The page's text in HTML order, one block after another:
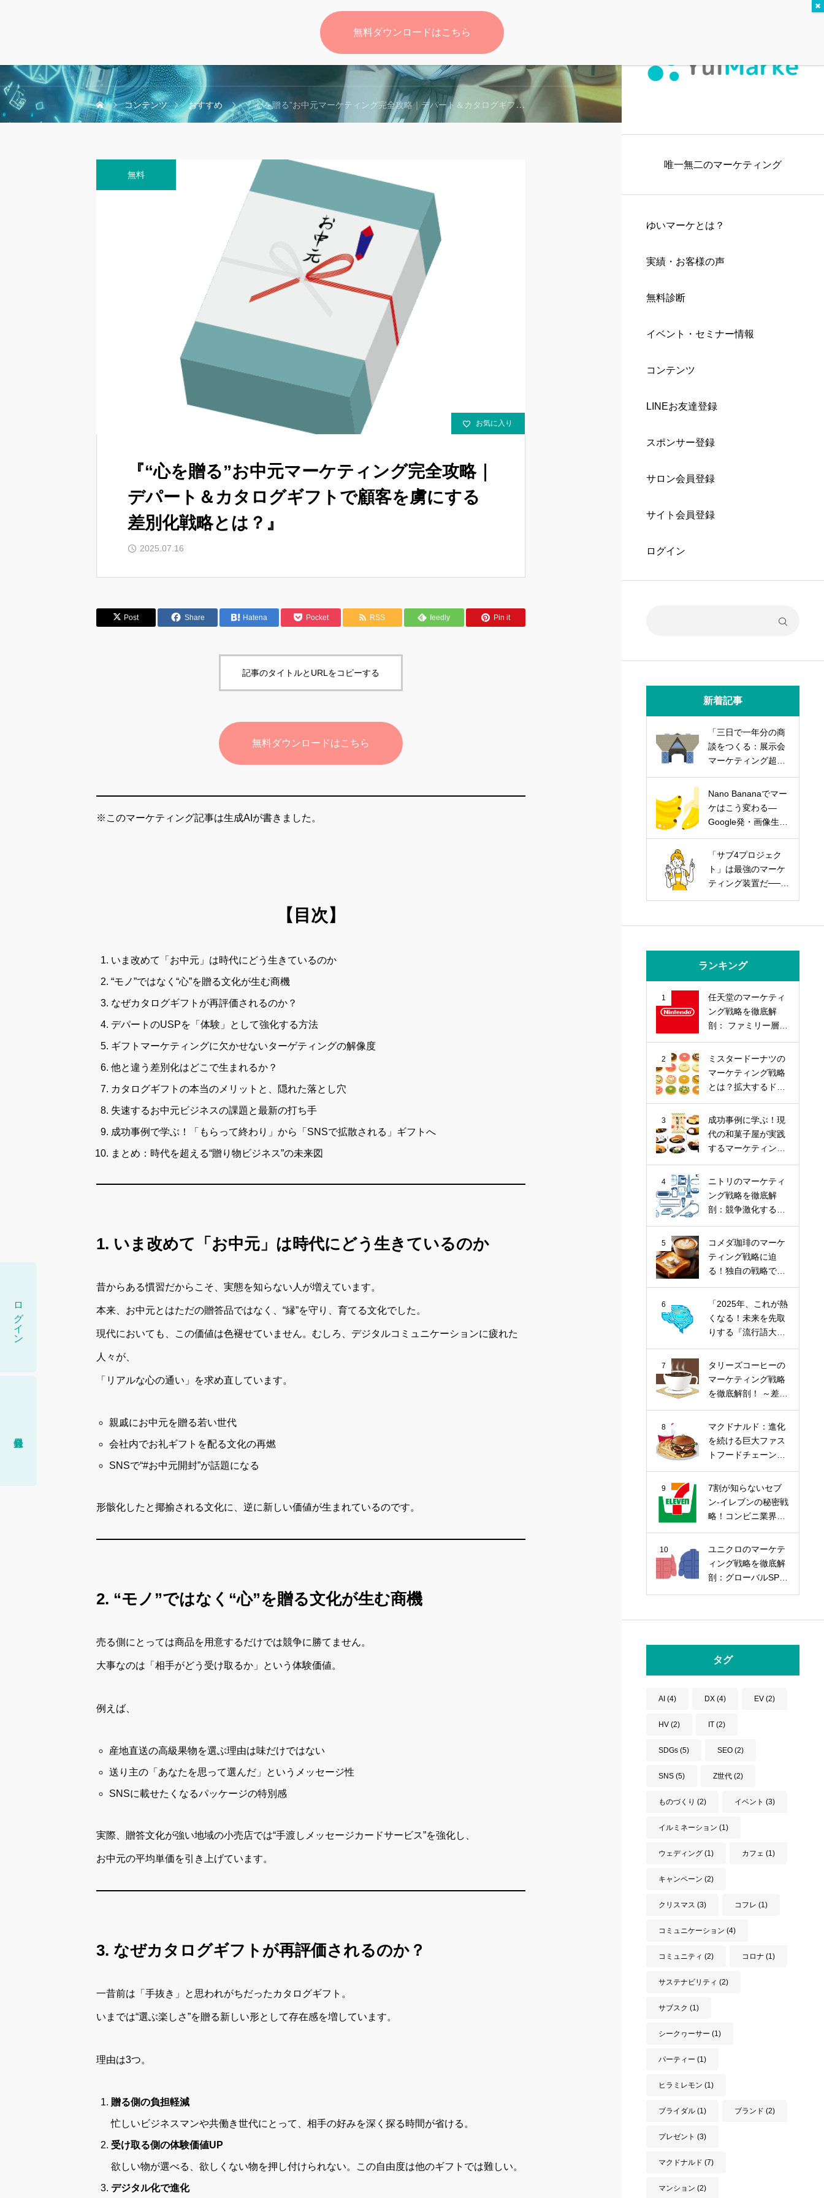
唯一無二のマーケティング
ゆいマーケとは？
実績・お客様の声
無料診断
イベント・セミナー情報
コンテンツ
LINEお友達登録
スポンサー登録
サロン会員登録
サイト会員登録
ログイン
新着記事
「三日で一年分の商
談をつくる：展示会
マーケティング超実
Nano Bananaでマー
ケはこう変わる―
Google発・画像生成
戦略
「サブ4プロジェク
ト」は最強のマーケ
ティング装置だ──走
ランキング
1
任天堂のマーケティ
ング戦略を徹底解
剖： ファミリー層の
戦略とは？
2
ミスタードーナツの
マーケティング戦略
とは？拡大するドー
む！
3
成功事例に学ぶ！現
代の和菓子屋が実践
するマーケティング
4
ニトリのマーケティ
ング戦略を徹底解
剖：競争激化する家
「お、ねだん以
上。」の価値提供
5
コメダ珈琲のマーケ
ティング戦略に迫
る！独自の戦略で喫
6
「2025年、これが熱
くなる！未来を先取
りする『流行語大賞
心トレンド」
7
タリーズコーヒーの
マーケティング戦略
を徹底解剖！ ～差別
題まで～
8
マクドナルド：進化
を続ける巨大ファス
トフードチェーンの
9
7割が知らないセブ
ン-イレブンの秘密戦
略！コンビニ業界の
10
ユニクロのマーケテ
ィング戦略を徹底解
剖：グローバルSPA
タグ
AI (4) DX (4) EV (2)
HV (2) IT (2)
SDGs (5) SEO (2)
SNS (5) Z世代 (2)
ものづくり (2) イベント (3)
イルミネーション (1)
ウェディング (1) カフェ (1)
キャンペーン (2)
クリスマス (3) コフレ (1)
コミュニケーション (4)
コミュニティ (2) コロナ (1)
サステナビリティ (2)
サブスク (1)
シークヮーサー (1)
パーティー (1)
ヒラミレモン (1)
ブライダル (1) ブランド (2)
プレゼント (3)
マクドナルド (7)
マンション (2)
無料
コンテンツ おすすめ 『“心を贈る”お中元マーケティング完全攻略｜デパート＆カタログギフトで顧客を虜にする差別化戦略とは？』
無料
お気に入り
『“心を贈る”お中元マーケティング完全攻略｜
デパート＆カタログギフトで顧客を虜にする
差別化戦略とは？』
2025.07.16
Post Share Hatena Pocket RSS feedly Pin it
記事のタイトルとURLをコピーする
無料ダウンロードはこちら
※このマーケティング記事は生成AIが書きました。
【目次】
いま改めて「お中元」は時代にどう生きているのか
“モノ”ではなく“心”を贈る文化が生む商機
なぜカタログギフトが再評価されるのか？
デパートのUSPを「体験」として強化する方法
ギフトマーケティングに欠かせないターゲティングの解像度
他と違う差別化はどこで生まれるか？
カタログギフトの本当のメリットと、隠れた落とし穴
失速するお中元ビジネスの課題と最新の打ち手
成功事例で学ぶ！「もらって終わり」から「SNSで拡散される」ギフトへ
まとめ：時代を超える“贈り物ビジネス”の未来図
1. いま改めて「お中元」は時代にどう生きているのか
昔からある慣習だからこそ、実態を知らない人が増えています。
本来、お中元とはただの贈答品ではなく、“縁”を守り、育てる文化でした。
現代においても、この価値は色褪せていません。むしろ、デジタルコミュニケーションに疲れた
人々が、
「リアルな心の通い」を求め直しています。
親戚にお中元を贈る若い世代
会社内でお礼ギフトを配る文化の再燃
SNSで“#お中元開封”が話題になる
形骸化したと揶揄される文化に、逆に新しい価値が生まれているのです。
2. “モノ”ではなく“心”を贈る文化が生む商機
売る側にとっては商品を用意するだけでは競争に勝てません。
大事なのは「相手がどう受け取るか」という体験価値。
例えば、
産地直送の高級果物を選ぶ理由は味だけではない
送り主の「あなたを思って選んだ」というメッセージ性
SNSに載せたくなるパッケージの特別感
実際、贈答文化が強い地域の小売店では“手渡しメッセージカードサービス”を強化し、
お中元の平均単価を引き上げています。
3. なぜカタログギフトが再評価されるのか？
一昔前は「手抜き」と思われがちだったカタログギフト。
いまでは“選ぶ楽しさ”を贈る新しい形として存在感を増しています。
理由は3つ。
贈る側の負担軽減
忙しいビジネスマンや共働き世代にとって、相手の好みを深く探る時間が省ける。
受け取る側の体験価値UP
欲しい物が選べる、欲しくない物を押し付けられない。この自由度は他のギフトでは難しい。
デジタル化で進化
ログイン
無料ダウンロードはこちら